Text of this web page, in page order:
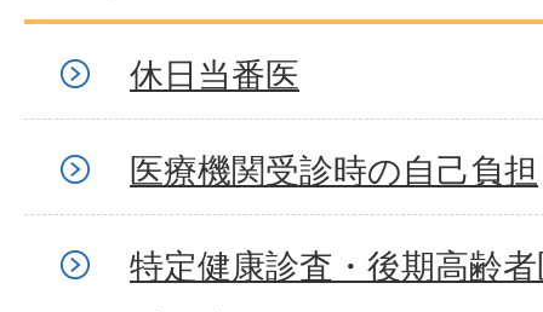
休日当番医
医療機関受診時の自己負担
特定健康診査・後期高齢